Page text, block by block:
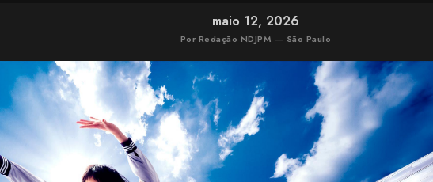
maio 12, 2026
Por Redação NDJPM — São Paulo